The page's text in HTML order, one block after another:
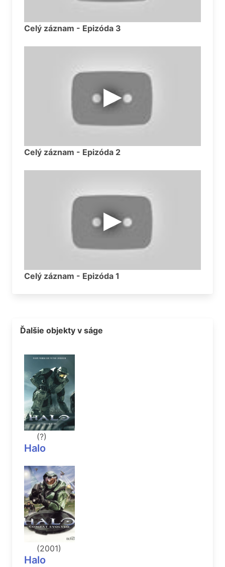
Celý záznam - Epizóda 3
Celý záznam - Epizóda 2
Celý záznam - Epizóda 1
Ďalšie objekty v ságe
(?)
Halo
(2001)
Halo